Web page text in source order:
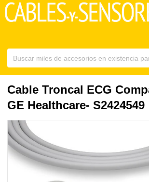
Cable Troncal ECG
GE Healthcare- S2424549